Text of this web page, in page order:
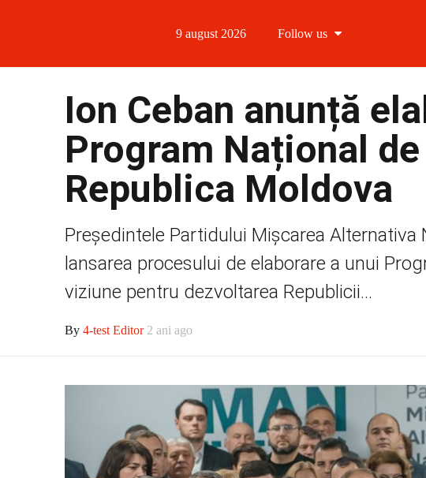
9 august 2026 Follow us
Follow us on Twitter
Ion Ceban anunță
Program Național
Republica Moldova
Președintele Partidului Mișcarea Alternativa
lansarea procesului de elaborare a unui
viziune pentru dezvoltarea Republicii...
By 4-test Editor 2 ani ago